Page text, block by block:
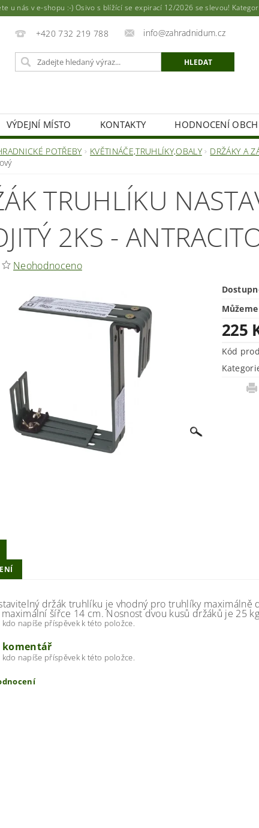
nás v e-shopu :-) Osivo s blížící se expirací 12/2026 se slevou! Kategorie
+420 732 219 788 info@zahradnidum.cz
VÝDEJNÍ MÍSTO KONTAKTY HODNOCENÍ
POTŘEBY KVĚTINÁČE,TRUHLÍKY,OBALY
DRŽÁKY A
TRUHLÍKU
2KS -
Neohodnoceno
225
Kód
držák truhlíku je vhodný pro truhlíky maximálně
šířce 14 cm. Nosnost dvou kusů držáků je 25
napíše příspěvek k této položce.
komentář
napíše příspěvek k této položce.